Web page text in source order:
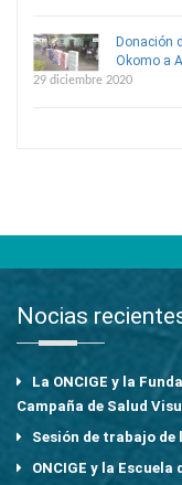
Donación
Okomo a
29 diciembre 2020
Nocias
La ONCIGE y la
Campaña de Salud
Sesión de trabajo de
ONCIGE y la